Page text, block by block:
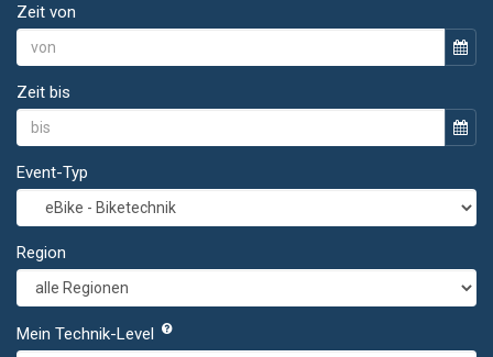
Zeit von
Zeit bis
Event-Typ
Region
Mein Technik-Level